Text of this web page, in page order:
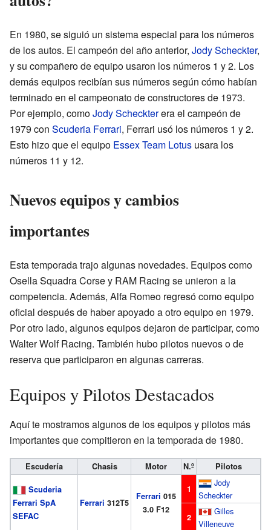
En 1980, se siguió un sistema especial para los números
de los autos. El campeón del año anterior, Jody Scheckter,
y su compañero de equipo usaron los números 1 y 2. Los
demás equipos recibían sus números según cómo habían
terminado en el campeonato de constructores de 1973.
Por ejemplo, comoJody Scheckterera el campeón de
1979 con Scuderia Ferrari, Ferrari usó los números 1 y 2.
Esto hizo que el equipo Essex Team Lotus usara los
números 11 y 12.
Nuevos equipos y cambios
importantes
Esta temporada trajo algunas novedades. Equipos como
Osella Squadra Corse y RAM Racing se unieron a la
competencia. Además, Alfa Romeo regresó como equipo
oficial después de haber apoyado a otro equipo en 1979.
Por otro lado, algunos equipos dejaron de participar, como
Walter Wolf Racing. También hubo pilotos nuevos o de
reserva que participaron en algunas carreras.
Equipos y Pilotos Destacados
Aquí te mostramos algunos de los equipos y pilotos más
importantes que compitieron en la temporada de 1980.
Escudería Chasis Motor N.º Pilotos
Scuderia
Ferrari SpA
SEFAC
Ferrari 312T5
Ferrari 015
3.0 F12
1
Jody
Scheckter
2
Gilles
Villeneuve